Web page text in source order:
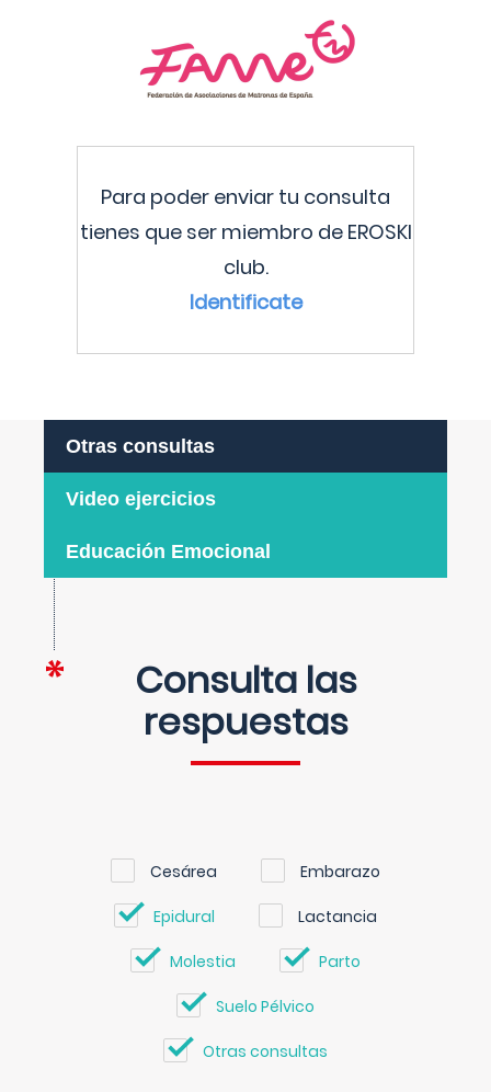
Para poder enviar tu consulta
tienes que ser miembro de EROSKI
club.
Identificate
Otras consultas
Video ejercicios
Educación Emocional
Consulta las
respuestas
Cesárea Embarazo
Epidural Lactancia
Molestia Parto
Suelo Pélvico
Otras consultas